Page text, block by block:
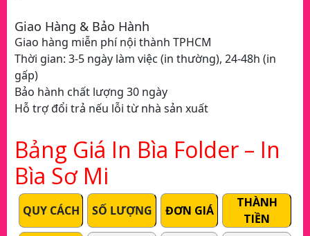
Giao Hàng & Bảo Hành
Giao hàng miễn phí nội thành TPHCM
Thời gian: 3-5 ngày làm việc (in thường), 24-48h (in
gấp)
Bảo hành chất lượng 30 ngày
Hỗ trợ đổi trả nếu lỗi từ nhà sản xuất
Bảng Giá In Bìa Folder – In
Bìa Sơ Mi
QUY CÁCH SỐ LƯỢNG ĐƠN GIÁ
THÀNH
TIỀN